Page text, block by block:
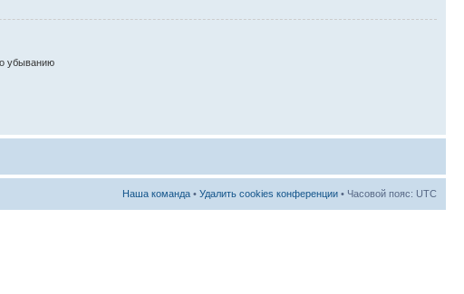
убыванию
Наша команда • Удалить cookies конференции • Часовой пояс: UTC